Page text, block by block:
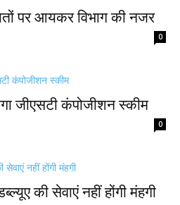
पर आयकर विभाग की नजर
0
जीएसटी कंपोजीशन स्कीम
0
की सेवाएं नहीं होंगी मंहगी